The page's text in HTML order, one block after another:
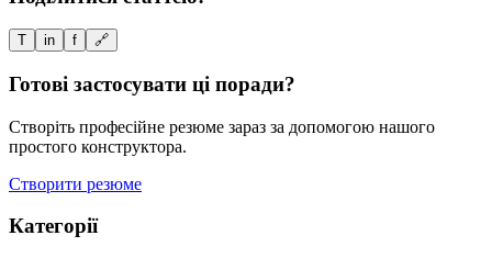
T in f 🔗
Готові застосувати ці поради?
Створіть професійне резюме зараз за допомогою нашого
простого конструктора.
Створити резюме
Категорії